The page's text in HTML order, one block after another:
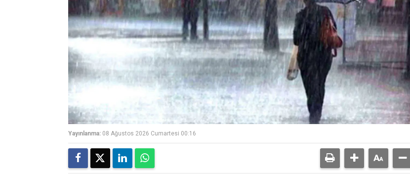
Yayınlanma: 08 Ağustos 2026 Cumartesi 00:16